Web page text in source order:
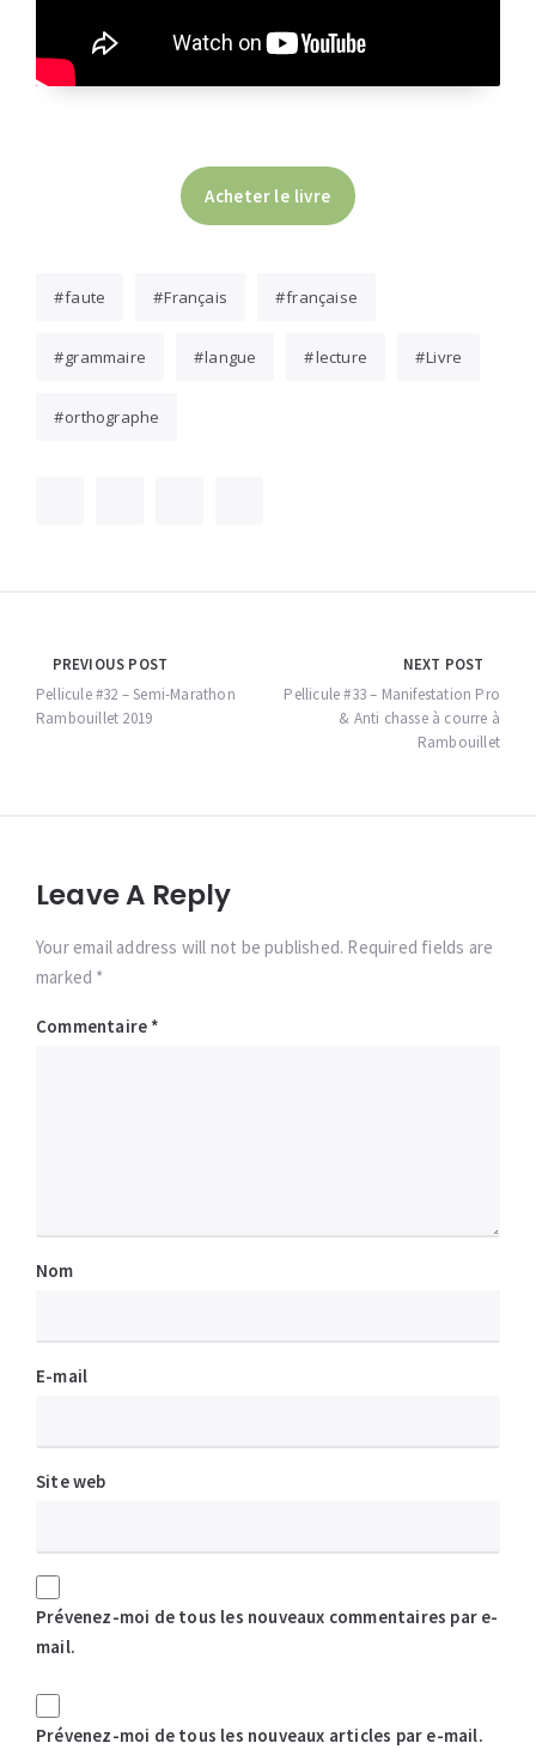
Acheter le livre
faute Français française
grammaire langue lecture Livre
orthographe
Navigation
de
PREVIOUS POST
Pellicule #32 – Semi-Marathon
Rambouillet 2019
NEXT POST
Pellicule #33 – Manifestation Pro
& Anti chasse à courre à
Rambouillet
Leave A Reply
Your email address will not be published. Required fields are
marked *
Commentaire *
Nom
E-mail
Site web
Prévenez-moi de tous les nouveaux commentaires par e-
mail.
Prévenez-moi de tous les nouveaux articles par e-mail.